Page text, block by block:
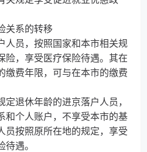
系的转移
员，按照国家和本市相关规
险，享受医疗保险待遇。其在
缴费年限，可与在本市的缴费
退休年龄的进京落户人员，
和个人账户，不享受本市的基
员按照原所在地的规定，享受
遇。